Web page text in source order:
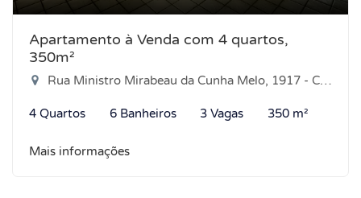
Apartamento à Venda com 4 quartos,
350m²
Rua Ministro Mirabeau da Cunha Melo, 1917 - Candelária, Natal-RN
4 Quartos 6 Banheiros 3 Vagas 350 m²
Mais informações